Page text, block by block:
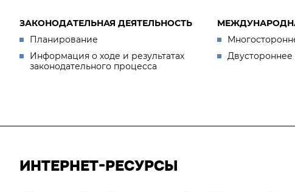
ЗАКОНОДАТЕЛЬНАЯ ДЕЯТЕЛЬНОСТЬ
Планирование
Информация о ходе и результатах
законодательного процесса
Двустороннее
ИНТЕРНЕТ-РЕСУРСЫ